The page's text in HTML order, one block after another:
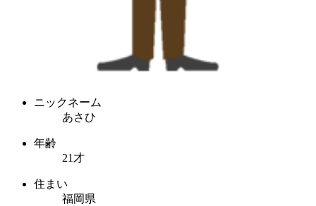
ニックネーム
あさひ
年齢
21才
住まい
福岡県